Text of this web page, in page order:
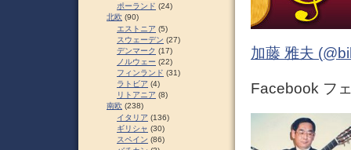
加藤 雅夫
Facebook フ
ポーランド (24)
北欧 (90)
エストニア (5)
スウェーデン (27)
デンマーク (17)
ノルウェー (22)
フィンランド (31)
ラトビア (4)
リトアニア (8)
南欧 (238)
イタリア (136)
ギリシャ (30)
スペイン (86)